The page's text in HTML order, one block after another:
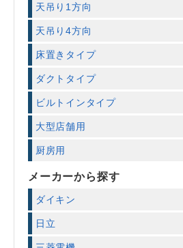
天吊り1方向
天吊り4方向
床置きタイプ
ダクトタイプ
ビルトインタイプ
大型店舗用
厨房用
メーカーから探す
ダイキン
日立